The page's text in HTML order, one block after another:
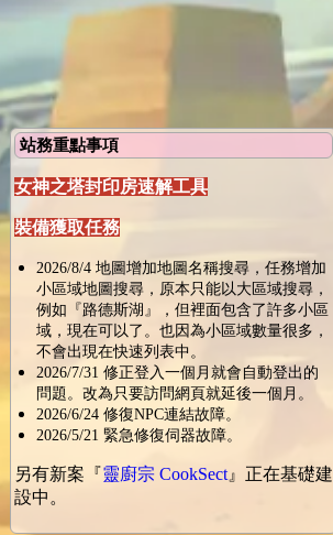
站務重點事項
女神之塔封印房速解工具
裝備獲取任務
2026/8/4 地圖增加地圖名稱搜尋，任務增加
小區域地圖搜尋，原本只能以大區域搜尋，
例如『路德斯湖』，但裡面包含了許多小區
域，現在可以了。也因為小區域數量很多，
不會出現在快速列表中。
2026/7/31 修正登入一個月就會自動登出的
問題。改為只要訪問網頁就延後一個月。
2026/6/24 修復NPC連結故障。
2026/5/21 緊急修復伺器故障。
另有新案『靈廚宗 CookSect』正在基礎建
設中。